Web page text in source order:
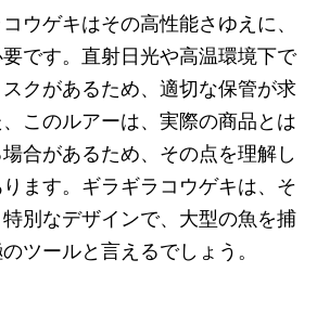
ウゲキはその高性能さゆえに、
です。直射日光や高温環境下で
クがあるため、適切な保管が求
このルアーは、実際の商品とは
合があるため、その点を理解し
ます。ギラギラコウゲキは、そ
別なデザインで、大型の魚を捕
ツールと言えるでしょう。